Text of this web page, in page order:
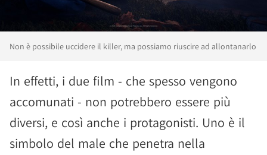
Non è possibile uccidere il killer, ma possiamo riuscire ad allontanarlo
In effetti, i due film - che spesso vengono
accomunati - non potrebbero essere più
diversi, e così anche i protagonisti. Uno è il
simbolo del male che penetra nella